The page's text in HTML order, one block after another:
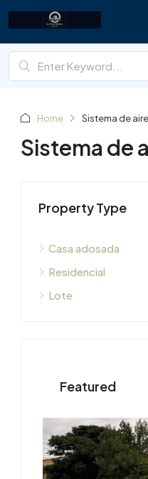
Home Sistema de
Sistema de
Property Type
Casa adosada
Residencial
Lote
Featured